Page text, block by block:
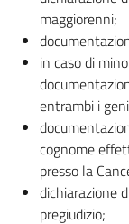
maggiorenni;
in caso di
entrambi i
cognome
presso la
dichiarazione
pregiudizio;